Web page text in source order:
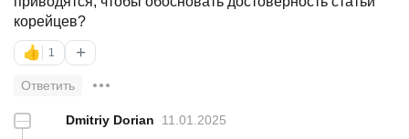
корейцев?
👍 1 +
Ответить
— Dmitriy Dorian 11.01.2025